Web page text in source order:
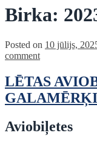
Birka:
Posted on 10 jūlijs,
comment
LĒTAS
Aviobiļetes